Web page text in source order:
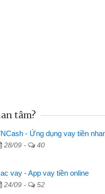
Mai Lan - Sinh viên
Tôi biết đến thông
sinh viên nên cần
thấy thủ tục nhanh gọn
tâm?
- Ứng dụng vay tiền
28/09 - 40
vay - App vay tiền online
24/09 - 52